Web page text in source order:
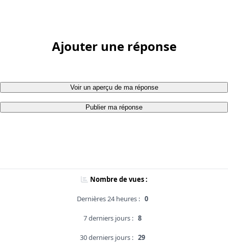
Ajouter une réponse
Voir un aperçu de ma réponse
Publier ma réponse
Nombre de vues :
Dernières 24 heures : 0
7 derniers jours : 8
30 derniers jours : 29